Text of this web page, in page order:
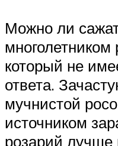
Можно ли
многолетником
который не
ответа.
мучнистой
источником
розарий